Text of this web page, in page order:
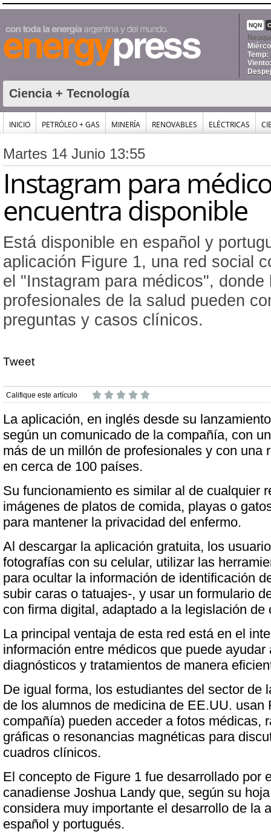
NQN
Temp:
Ciencia + Tecnología
INICIO PETRÓLEO + GAS MINERÍA RENOVABLES ELÉCTRICAS
Martes 14 Junio 13:55
Instagram para
encuentra disponible
Está disponible en español y
aplicación Figure 1, una red social
el "Instagram para médicos", donde
profesionales de la salud pueden
preguntas y casos clínicos.
Tweet
Califique este artículo
La aplicación, en inglés desde su
según un comunicado de la compañía, con
más de un millón de profesionales y con una
en cerca de 100 países.
Su funcionamiento es similar al de cualquier
imágenes de platos de comida, playas o
para mantener la privacidad del enfermo.
Al descargar la aplicación gratuita, los
fotografías con su celular, utilizar las
para ocultar la información de identificación
subir caras o tatuajes-, y usar un formulario
con firma digital, adaptado a la legislación de
La principal ventaja de esta red está en el
información entre médicos que puede ayudar
diagnósticos y tratamientos de manera
De igual forma, los estudiantes del sector de
de los alumnos de medicina de EE.UU. usan
compañía) pueden acceder a fotos médicas,
gráficas o resonancias magnéticas para
cuadros clínicos.
El concepto de Figure 1 fue desarrollado por
canadiense Joshua Landy que, según su
considera muy importante el desarrollo de la
español y portugués.